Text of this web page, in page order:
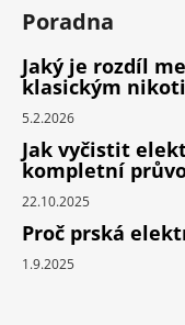
Poradna
Jaký je rozdíl
klasickým
5.2.2026
Jak vyčistit
kompletní
22.10.2025
Proč prská
1.9.2025